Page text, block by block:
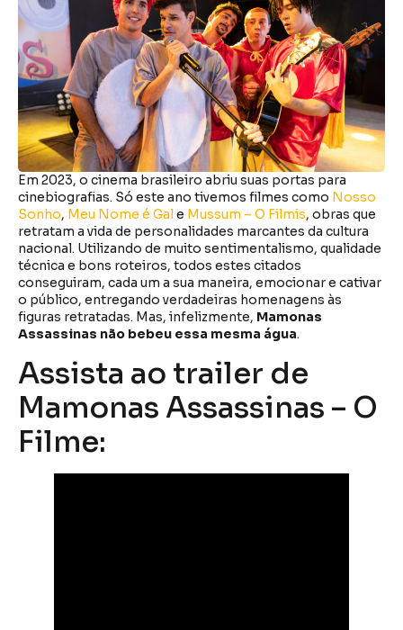
Em 2023, o cinema brasileiro abriu suas portas para
cinebiografias. Só este ano tivemos filmes como Nosso
Sonho, Meu Nome é Gal e Mussum – O Filmis, obras que
retratam a vida de personalidades marcantes da cultura
nacional. Utilizando de muito sentimentalismo, qualidade
técnica e bons roteiros, todos estes citados
conseguiram, cada um a sua maneira, emocionar e cativar
o público, entregando verdadeiras homenagens às
figuras retratadas. Mas, infelizmente, Mamonas
Assassinas não bebeu essa mesma água.
Assista ao trailer de
Mamonas Assassinas – O
Filme: